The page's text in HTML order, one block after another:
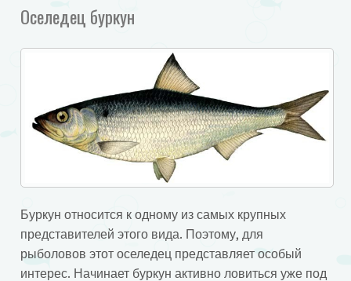
Оселедец буркун
Буркун относится к одному из самых крупных
представителей этого вида. Поэтому, для
рыболовов этот оселедец представляет особый
интерес. Начинает буркун активно ловиться уже под